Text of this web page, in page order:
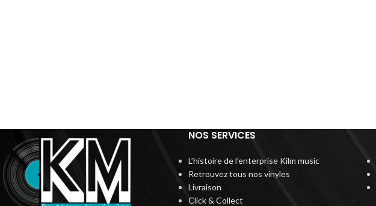
NOS SERVICES
L’histoire de l’enterprise Kilm music
Retrouvez tous nos vinyles
Livraison
Click & Collect